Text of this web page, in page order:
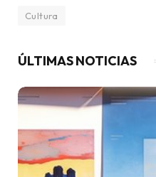
Cultura
ÚLTIMAS NOTICIAS